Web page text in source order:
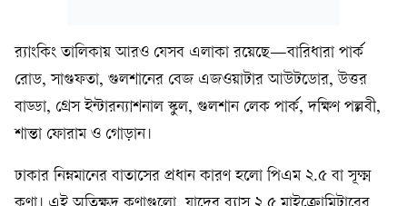
র‍্যাংকিং তালিকায় আরও যেসব এলাকা রয়েছে—বারিধারা পার্ক
রোড, সাগুফতা, গুলশানের বেজ এজওয়াটার আউটডোর, উত্তর
বাড্ডা, গ্রেস ইন্টারন্যাশনাল স্কুল, গুলশান লেক পার্ক, দক্ষিণ পল্লবী,
শান্তা ফোরাম ও গোড়ান।
ঢাকার নিম্নমানের বাতাসের প্রধান কারণ হলো পিএম ২.৫ বা সূক্ষ্ম